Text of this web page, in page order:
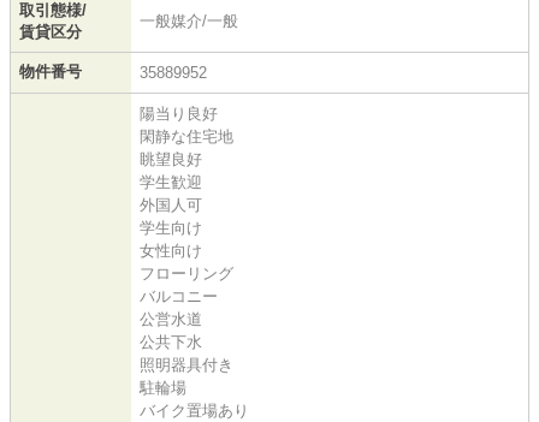
取引態様/
賃貸区分
一般媒介/一般
物件番号 35889952
陽当り良好
閑静な住宅地
眺望良好
学生歓迎
外国人可
学生向け
女性向け
フローリング
バルコニー
公営水道
公共下水
照明器具付き
駐輪場
バイク置場あり